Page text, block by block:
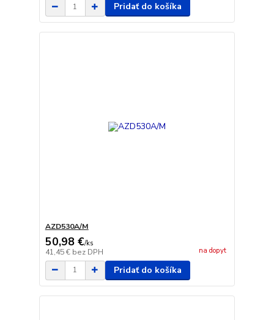
Pridať do košíka
AZD530A/M
50,98 €/ks
41,45 € bez DPH na dopyt
Pridať do košíka